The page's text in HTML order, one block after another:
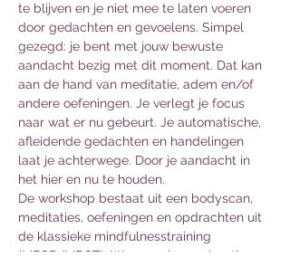
te blijven en je niet mee te laten voeren
door gedachten en gevoelens. Simpel
gezegd: je bent met jouw bewuste
aandacht bezig met dit moment. Dat kan
aan de hand van meditatie, adem en/of
andere oefeningen. Je verlegt je focus
naar wat er nu gebeurt. Je automatische,
afleidende gedachten en handelingen
laat je achterwege. Door je aandacht in
het hier en nu te houden.
De workshop bestaat uit een bodyscan,
meditaties, oefeningen en opdrachten uit
de klassieke mindfulnesstraining
(MBSR/MBCT). Wanneer je regelmatig